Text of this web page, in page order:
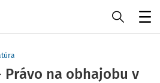
Právo na obhajobu v